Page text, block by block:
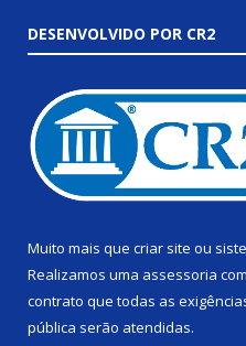
DESENVOLVIDO POR CR2
Muito mais que criar site ou
Realizamos uma assessoria
contrato que todas as
pública serão atendidas.